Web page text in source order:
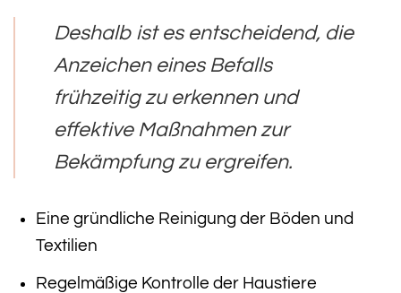
Deshalb ist es entscheidend, die
Anzeichen eines Befalls
frühzeitig zu erkennen und
effektive Maßnahmen zur
Bekämpfung zu ergreifen.
Eine gründliche Reinigung der Böden und
Textilien
Regelmäßige Kontrolle der Haustiere